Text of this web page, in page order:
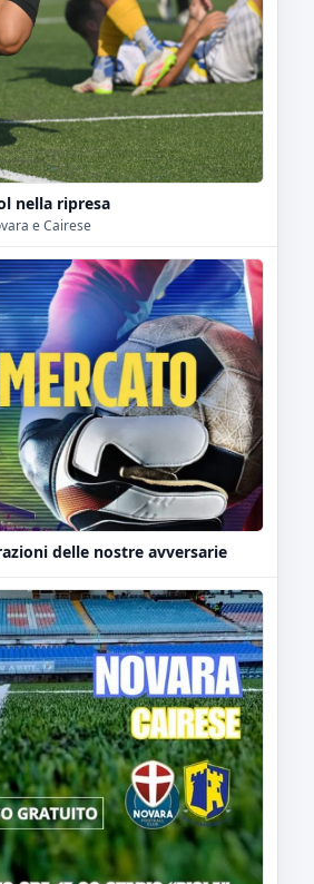
nella ripresa
e Cairese
delle nostre avversarie